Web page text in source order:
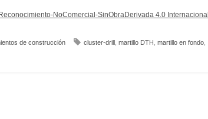
NoComercial-SinObraDerivada 4.0 Internacional
de construcción cluster-drill martillo DTH martillo en fondo,